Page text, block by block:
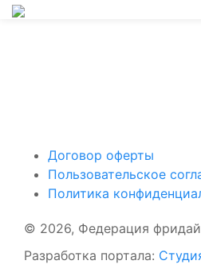
Договор оферты
Пользовательское
Политика
© 2026, Федерация
Разработка портала: